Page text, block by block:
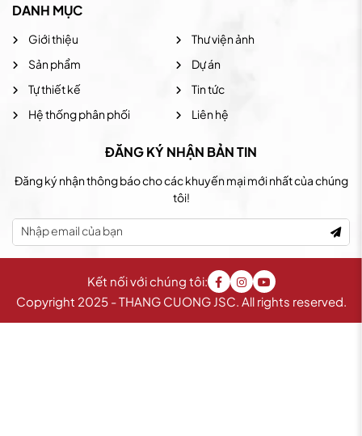
DANH MỤC
Giới thiệu
Sản phẩm
Tự thiết kế
Hệ thống phân phối
Thư viện ảnh
Dự án
Tin tức
Liên hệ
ĐĂNG KÝ NHẬN BẢN TIN
Đăng ký nhận thông báo cho các khuyến mại mới nhất của chúng
tôi!
Copyright 2025 - THANG CUONG JSC. All rights reserved.
Kết nối với chúng tôi: